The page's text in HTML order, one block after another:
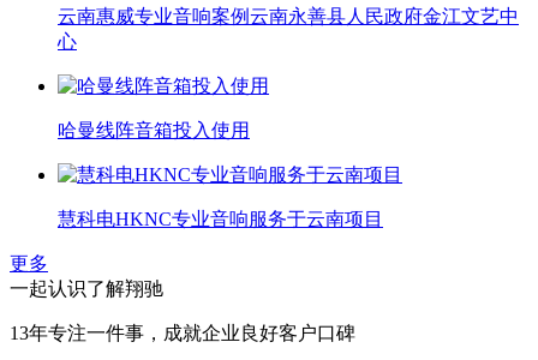
云南惠威专业音响案例云南永善县人民政府金江文艺中
心
哈曼线阵音箱投入使用
慧科电HKNC专业音响服务于云南项目
更多
一起认识了解翔驰
13年专注一件事，成就企业良好客户口碑